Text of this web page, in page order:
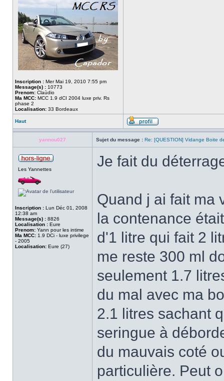
Inscription : Mer Mai 19, 2010 7:55 pm
Message(s) : 10773
Prenom: Claùdio
Ma MCC: MCC 1.9 dCI 2004 luxe priv. Rs
phase 2
Localisation: 33 Bordeaux
Haut
yannou027 Sujet du message : Re: [QUESTION] Vidange Boite
Les Yannettes
Inscription : Lun Déc 01, 2008
12:38 am
Message(s) : 8826
Localisation : Eure
Prenom: Yann pour les intime
Ma MCC: 1.9 DCi - luxe privilege
- 2005
Localisation: Eure (27)
Je fait du
Quand j ai fait ma
la contenance
d'1 litre qui fait 2
me reste 300 ml
seulement 1.7
du mal avec ma
2.1 litres sachant
seringue à
du mauvais coté
particulière. Peut